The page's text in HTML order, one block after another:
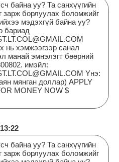
байна уу? Та санхүүгийн
борлуулах боломжийг
мэдэхгүй байна уу?
бариад
нь хэмжээгээр санал
манай эмнэлэгт бөөрний
имэйл:
Yнэ:
мянган доллар) APPLY
MONEY NOW $
байна уу? Та санхүүгийн
борлуулах боломжийг